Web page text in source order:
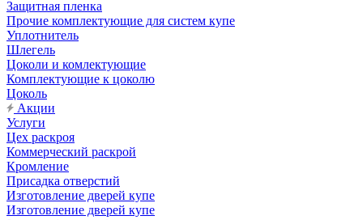
Защитная пленка
Прочие комплектующие для систем купе
Уплотнитель
Шлегель
Цоколи и комлектующие
Комплектующие к цоколю
Цоколь
Акции
Услуги
Цех раскроя
Коммерческий раскрой
Кромление
Присадка отверстий
Изготовление дверей купе
Изготовление дверей купе